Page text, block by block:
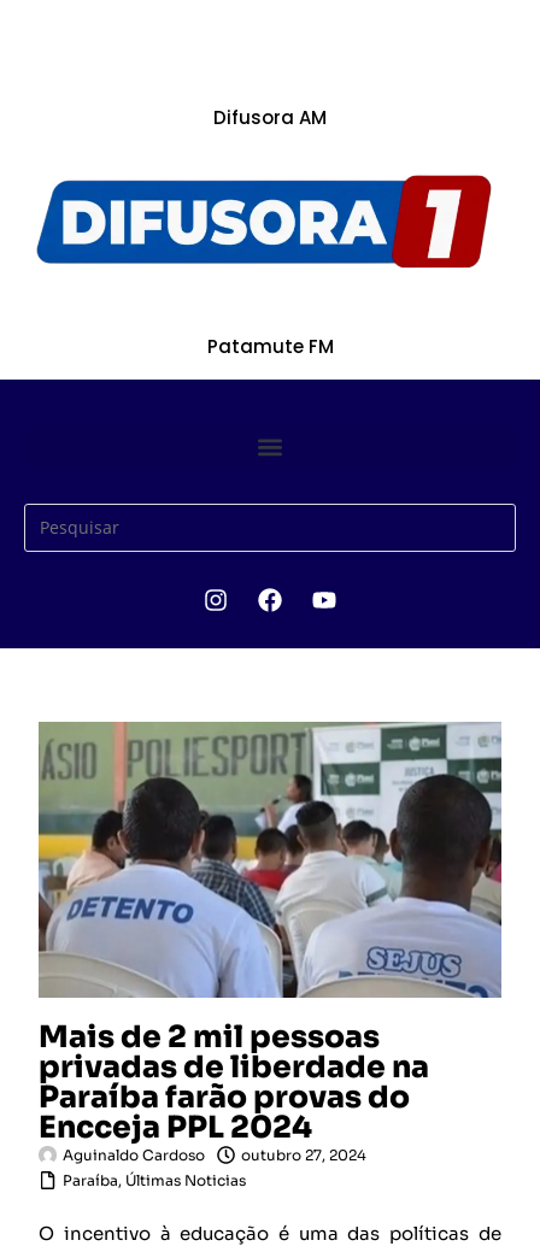
Difusora AM
Patamute FM
Mais de 2 mil pessoas
privadas de liberdade na
Paraíba farão provas do
Encceja PPL 2024
Aguinaldo Cardoso
outubro 27, 2024
Paraíba, Últimas Noticias
O incentivo à educação é uma das políticas de